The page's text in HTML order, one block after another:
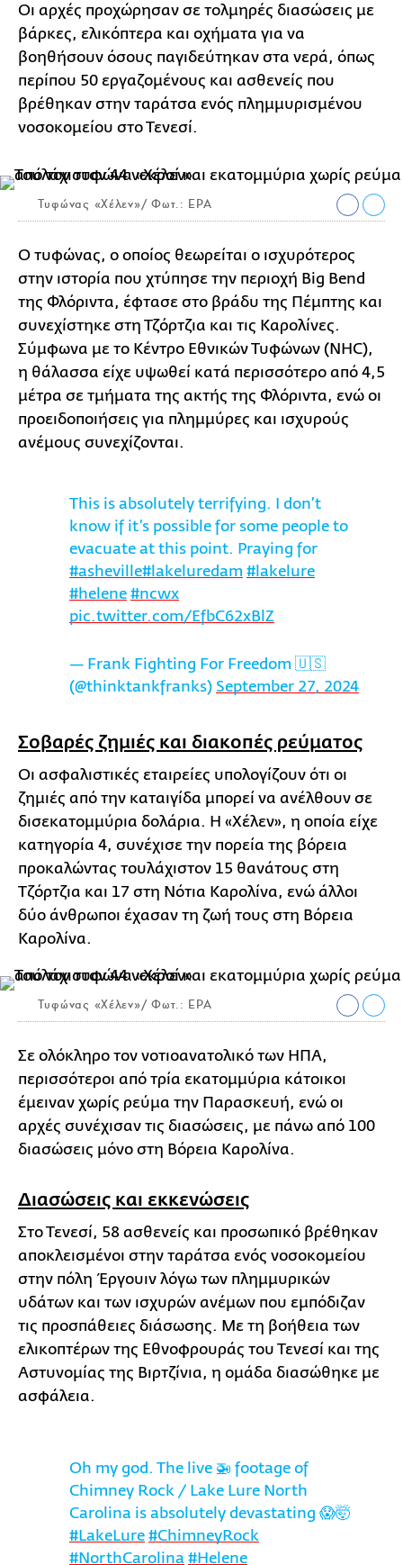
Οι αρχές προχώρησαν σε τολμηρές διασώσεις με
βάρκες, ελικόπτερα και οχήματα για να
βοηθήσουν όσους παγιδεύτηκαν στα νερά, όπως
περίπου 50 εργαζομένους και ασθενείς που
βρέθηκαν στην ταράτσα ενός πλημμυρισμένου
νοσοκομείου στο Τενεσί.
Τυφώνας «Χέλεν»/ Φωτ.: EPA
Ο τυφώνας, ο οποίος θεωρείται ο ισχυρότερος
στην ιστορία που χτύπησε την περιοχή Big Bend
της Φλόριντα, έφτασε στο βράδυ της Πέμπτης και
συνεχίστηκε στη Τζόρτζια και τις Καρολίνες.
Σύμφωνα με το Κέντρο Εθνικών Τυφώνων (NHC),
η θάλασσα είχε υψωθεί κατά περισσότερο από 4,5
μέτρα σε τμήματα της ακτής της Φλόριντα, ενώ οι
προειδοποιήσεις για πλημμύρες και ισχυρούς
ανέμους συνεχίζονται.
This is absolutely terrifying. I don’t
know if it’s possible for some people to
evacuate at this point. Praying for
#asheville#lakeluredam #lakelure
#helene #ncwx
pic.twitter.com/EfbC62xBlZ
— Frank Fighting For Freedom 🇺🇸
(@thinktankfranks) September 27, 2024
Σοβαρές ζημιές και διακοπές ρεύματος
Οι ασφαλιστικές εταιρείες υπολογίζουν ότι οι
ζημιές από την καταιγίδα μπορεί να ανέλθουν σε
δισεκατομμύρια δολάρια. Η «Χέλεν», η οποία είχε
κατηγορία 4, συνέχισε την πορεία της βόρεια
προκαλώντας τουλάχιστον 15 θανάτους στη
Tζόρτζια και 17 στη Νότια Καρολίνα, ενώ άλλοι
δύο άνθρωποι έχασαν τη ζωή τους στη Βόρεια
Καρολίνα.
Τυφώνας «Χέλεν»/ Φωτ.: EPA
Σε ολόκληρο τον νοτιοανατολικό των ΗΠΑ,
περισσότεροι από τρία εκατομμύρια κάτοικοι
έμειναν χωρίς ρεύμα την Παρασκευή, ενώ οι
αρχές συνέχισαν τις διασώσεις, με πάνω από 100
διασώσεις μόνο στη Βόρεια Καρολίνα.
Διασώσεις και εκκενώσεις
Στο Τενεσί, 58 ασθενείς και προσωπικό βρέθηκαν
αποκλεισμένοι στην ταράτσα ενός νοσοκομείου
στην πόλη Έργουιν λόγω των πλημμυρικών
υδάτων και των ισχυρών ανέμων που εμπόδιζαν
τις προσπάθειες διάσωσης. Με τη βοήθεια των
ελικοπτέρων της Εθνοφρουράς του Τενεσί και της
Αστυνομίας της Βιρτζίνια, η ομάδα διασώθηκε με
ασφάλεια.
Oh my god. The live 🚁 footage of
Chimney Rock / Lake Lure North
Carolina is absolutely devastating 😱🤯
#LakeLure #ChimneyRock
#NorthCarolina #Helene